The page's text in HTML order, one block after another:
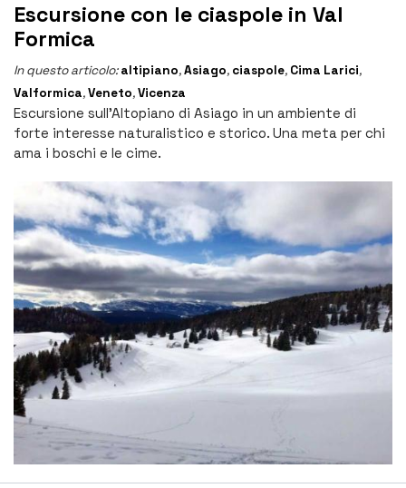
Escursione con le ciaspole in Val
Formica
In questo articolo:altipiano,Asiago, ciaspole, Cima Larici,
Valformica,Veneto,Vicenza
Escursione sull’Altopiano di Asiago in un ambiente di
forte interesse naturalistico e storico. Una meta per chi
ama i boschi e le cime.